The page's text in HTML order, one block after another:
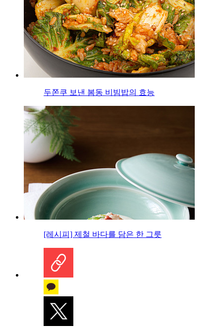
두쫀쿠 보낸 봄동 비빔밥의 효능
[레시피] 제철 바다를 담은 한 그릇